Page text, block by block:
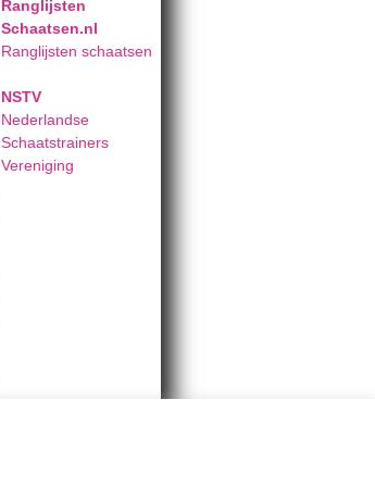
Ranglijsten
Schaatsen.nl
Ranglijsten schaatsen
NSTV
Nederlandse
Schaatstrainers
Vereniging